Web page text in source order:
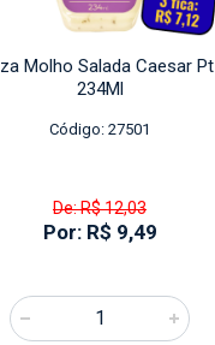
Molho Salada Caesar Pt
234Ml
Código: 27501
De: R$ 12,03
Por: R$ 9,49